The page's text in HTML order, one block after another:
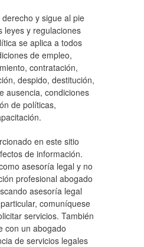
derecho y sigue al pie
leyes y regulaciones
se aplica a todos
de empleo,
contratación,
despido, destitución,
ausencia, condiciones
de políticas,
en este sitio
de información.
asesoría legal y no
profesional abogado
asesoría legal
comuníquese
servicios. También
con un abogado
de servicios legales